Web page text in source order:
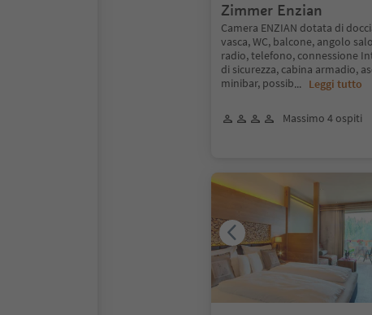
Zimmer Enzian
Camera ENZIAN dotata di
vasca, WC, balcone, angolo
radio, telefono, connessione
di sicurezza, cabina armadio,
minibar, possib... Leggi tutto
Massimo 4 ospiti